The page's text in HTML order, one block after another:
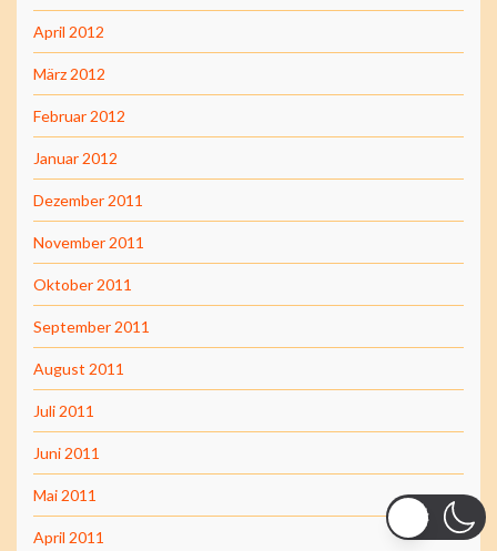
April 2012
März 2012
Februar 2012
Januar 2012
Dezember 2011
November 2011
Oktober 2011
September 2011
August 2011
Juli 2011
Juni 2011
Mai 2011
April 2011